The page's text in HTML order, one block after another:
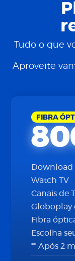
Tudo o que
Aproveite
FIBRA
Download
Watch TV
Canais de
Globoplay
Fibra
Escolha
** Após 2